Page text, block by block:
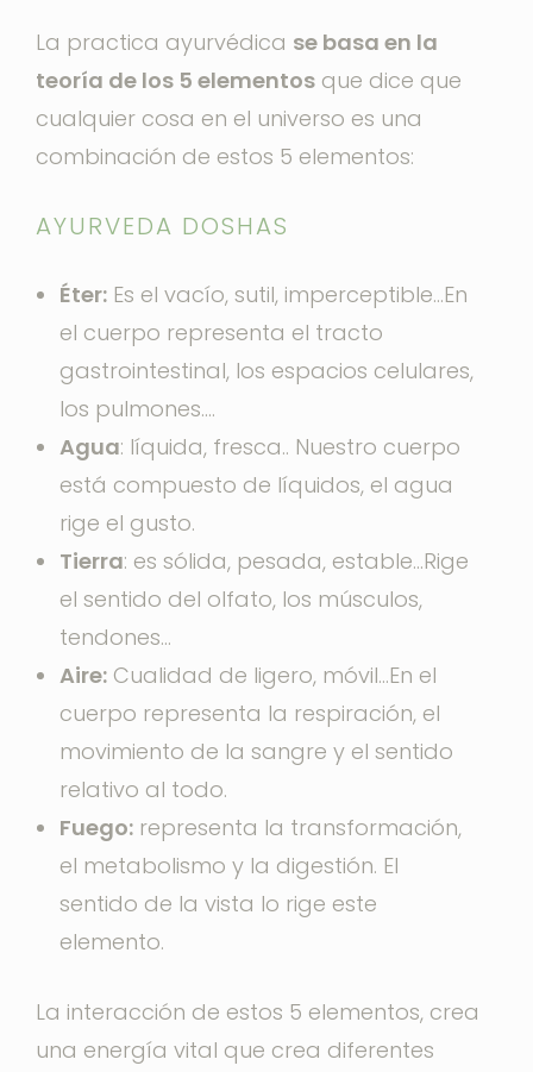
La practica ayurvédica se basa en la
teoría de los 5 elementos que dice que
cualquier cosa en el universo es una
combinación de estos 5 elementos:
AYURVEDA DOSHAS
Éter: Es el vacío, sutil, imperceptible…En
el cuerpo representa el tracto
gastrointestinal, los espacios celulares,
los pulmones….
Agua: líquida, fresca.. Nuestro cuerpo
está compuesto de líquidos, el agua
rige el gusto.
Tierra: es sólida, pesada, estable…Rige
el sentido del olfato, los músculos,
tendones…
Aire: Cualidad de ligero, móvil…En el
cuerpo representa la respiración, el
movimiento de la sangre y el sentido
relativo al todo.
Fuego: representa la transformación,
el metabolismo y la digestión. El
sentido de la vista lo rige este
elemento.
La interacción de estos 5 elementos, crea
una energía vital que crea diferentes